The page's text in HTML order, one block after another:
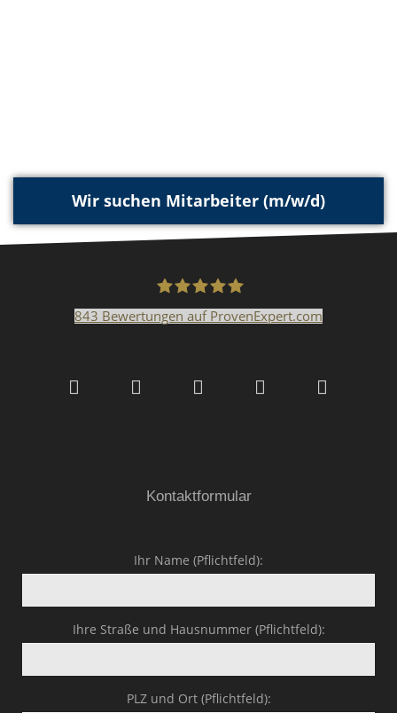
Wir suchen Mitarbeiter (m/w/d)
GmbH & Co.KG
843 Bewertungen auf ProvenExpert.com
Kontaktformular
Ihr Name (Pflichtfeld):
Ihre Straße und Hausnummer (Pflichtfeld):
PLZ und Ort (Pflichtfeld):